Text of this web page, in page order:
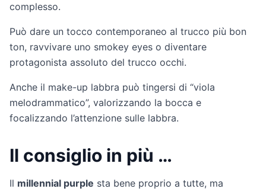
complesso.
Può dare un tocco contemporaneo al trucco più bon
ton, ravvivare uno smokey eyes o diventare
protagonista assoluto del trucco occhi.
Anche il make-up labbra può tingersi di “viola
melodrammatico”, valorizzando la bocca e
focalizzando l’attenzione sulle labbra.
Il consiglio in più …
Il millennial purple sta bene proprio a tutte, ma